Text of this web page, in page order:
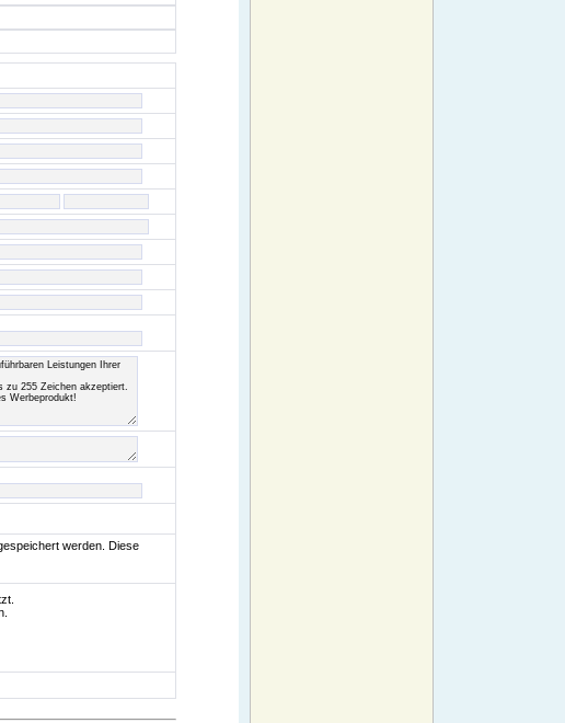
werden. Diese